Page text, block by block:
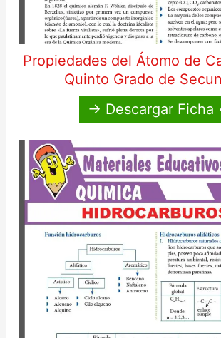
Propiedades del Átomo de
Quinto Grado de
→ Descargar Ficha